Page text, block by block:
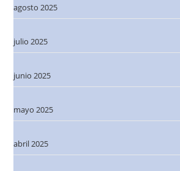
agosto 2025
julio 2025
junio 2025
mayo 2025
abril 2025